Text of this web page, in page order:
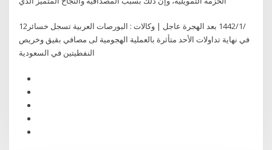
12‏‏/1‏‏/1442 بعد الهجرة عاجل | وكالات : البورصات العربية تسجل خسائر
في نهاية تداولات الأحد متأثرة بالعملية الهجومية لى مصافي بقيق وخريص
النفطيتين في السعودية